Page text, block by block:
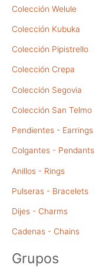
Colección Welule
Colección Kubuka
Colección Pipistrello
Colección Crepa
Colección Segovia
Colección San Telmo
Pendientes - Earrings
Colgantes - Pendants
Anillos - Rings
Pulseras - Bracelets
Dijes - Charms
Cadenas - Chains
Grupos